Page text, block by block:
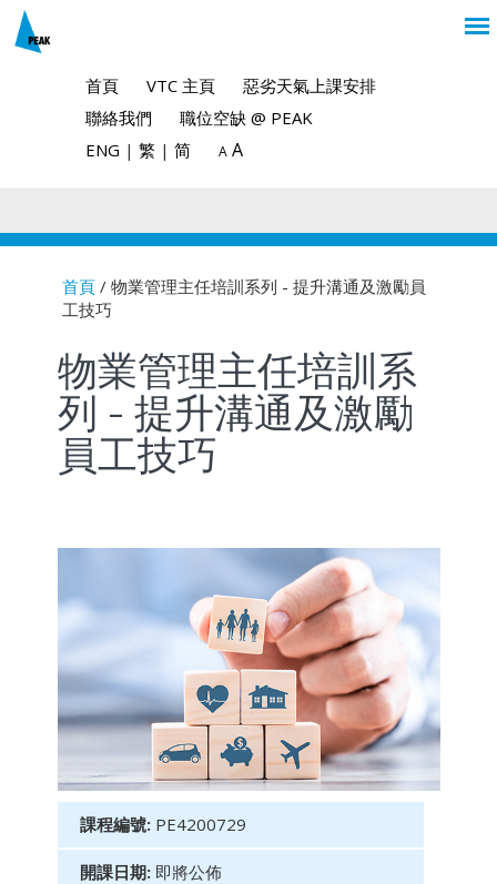
首頁 VTC 主頁
惡劣天氣上課安排
聯絡我們
職位空缺 @ PEAK
ENG | 繁 | 简 A A
You are here
首頁/ 物業管理主任培訓系列 - 提升溝通及激勵員
工技巧
物業管理主任培訓系
列 - 提升溝通及激勵
員工技巧
課程編號: PE4200729
開課日期: 即將公佈